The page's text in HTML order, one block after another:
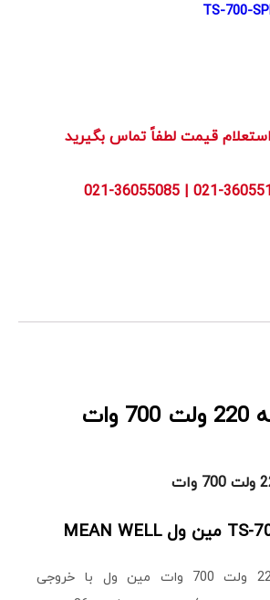
TS-700-
        021-36055105 | 021-36055085
اینورتر 48 به 220 ولت 700 وات مین ول با خروجی